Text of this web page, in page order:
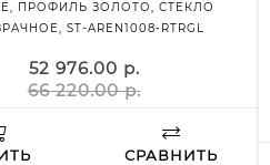
ПРОФИЛЬ ЗОЛОТО, СТЕКЛО
ST-AREN1008-RTRGL
52 976.00 р.
66 220.00 р.
СРАВНИТЬ